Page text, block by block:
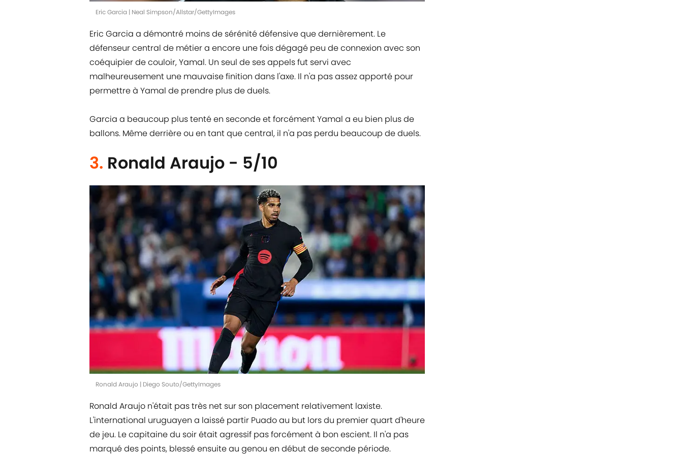
Eric Garcia | Neal Simpson/Allstar/GettyImages
Eric Garcia a démontré moins de sérénité défensive que dernièrement. Le
défenseur central de métier a encore une fois dégagé peu de connexion avec son
coéquipier de couloir, Yamal. Un seul de ses appels fut servi avec
malheureusement une mauvaise finition dans l'axe. Il n'a pas assez apporté pour
permettre à Yamal de prendre plus de duels.
Garcia a beaucoup plus tenté en seconde et forcément Yamal a eu bien plus de
ballons. Même derrière ou en tant que central, il n'a pas perdu beaucoup de duels.
3. Ronald Araujo - 5/10
Ronald Araujo | Diego Souto/GettyImages
Ronald Araujo n'était pas très net sur son placement relativement laxiste.
L'international uruguayen a laissé partir Puado au but lors du premier quart d'heure
de jeu. Le capitaine du soir était agressif pas forcément à bon escient. Il n'a pas
marqué des points, blessé ensuite au genou en début de seconde période.